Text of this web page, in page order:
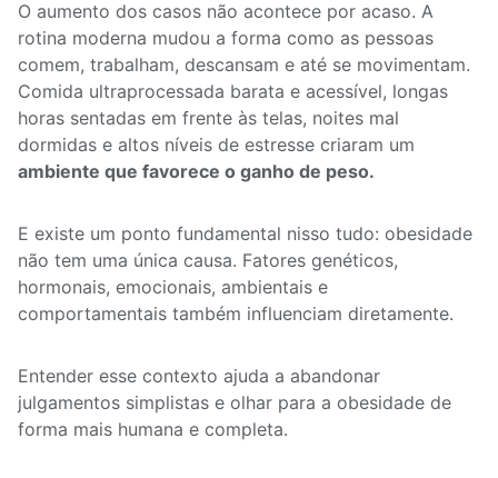
O aumento dos casos não acontece por acaso. A
rotina moderna mudou a forma como as pessoas
comem, trabalham, descansam e até se movimentam.
Comida ultraprocessada barata e acessível, longas
horas sentadas em frente às telas, noites mal
dormidas e altos níveis de estresse criaram um
ambiente que favorece o ganho de peso.
E existe um ponto fundamental nisso tudo: obesidade
não tem uma única causa. Fatores genéticos,
hormonais, emocionais, ambientais e
comportamentais também influenciam diretamente.
Entender esse contexto ajuda a abandonar
julgamentos simplistas e olhar para a obesidade de
forma mais humana e completa.